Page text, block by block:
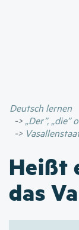
Deutsch lernen
„Der”, „die”
Heißt
das